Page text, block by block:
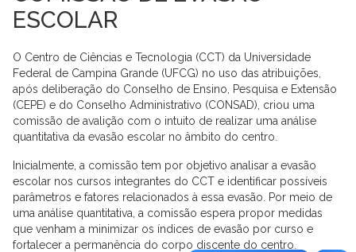
ESCOLAR
O Centro de Ciências e Tecnologia (CCT) da Universidade
Federal de Campina Grande (UFCG) no uso das atribuições,
após deliberação do Conselho de Ensino, Pesquisa e Extensão
(CEPE) e do Conselho Administrativo (CONSAD), criou uma
comissão de avalição com o intuito de realizar uma análise
quantitativa da evasão escolar no âmbito do centro.
Inicialmente, a comissão tem por objetivo analisar a evasão
escolar nos cursos integrantes do CCT e identificar possíveis
parâmetros e fatores relacionados à essa evasão. Por meio de
uma análise quantitativa, a comissão espera propor medidas
que venham a minimizar os índices de evasão por curso e
fortalecer a permanência do corpo discente do centro.